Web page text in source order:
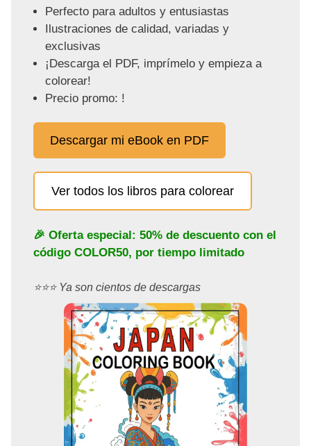
Perfecto para adultos y entusiastas
Ilustraciones de calidad, variadas y
exclusivas
¡Descarga el PDF, imprímelo y empieza a
colorear!
Precio promo: !
Descargar mi eBook en PDF
Ver todos los libros para colorear
🎉 Oferta especial: 50% de descuento con el
código COLOR50, por tiempo limitado
⭐️⭐️⭐️ Ya son cientos de descargas